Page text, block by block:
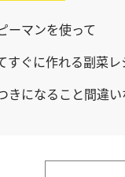
ーマンを使って
すぐに作れる副菜レ
きになること間違い